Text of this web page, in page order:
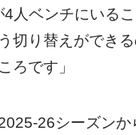
4人ベンチにいる
切り替えができ
ろです」
26シーズンか